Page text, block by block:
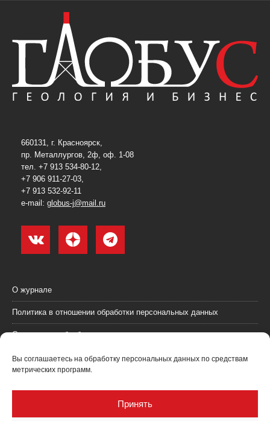
Вы соглашаетесь на обработку персональных данных по средствам
метрических программ.
Принять
660131, г. Красноярск,
пр. Металлургов, 2ф, оф. 1-08
тел. +7 913 534-80-12,
+7 906 911-27-03,
+7 913 532-92-11
e-mail: globus-j@mail.ru
О журнале
Политика в отношении обработки персональных данных
Согласие на обработку персональных данных
Пользовательское соглашение (оферта)